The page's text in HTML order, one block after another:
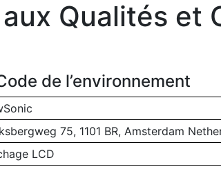
Qualités et
de l’environnement
75, 1101 BR, Amsterdam
LCD